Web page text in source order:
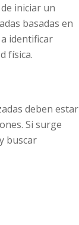
iniciar un
basadas en
identificar
física.
deben estar
Si surge
buscar